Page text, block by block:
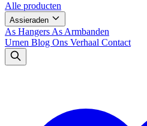
Alle producten
Assieraden
As Hangers As Armbanden
Urnen Blog Ons Verhaal Contact